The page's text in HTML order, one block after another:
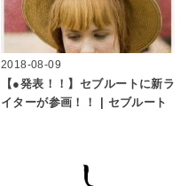
2018-08-09
【●発表！！】セブルートに新ラ
イターが参画！！ | セブルート